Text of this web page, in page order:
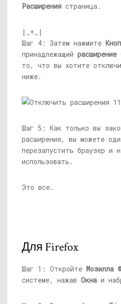
Расширения страница.
|_+_|
Шаг 4: Затем нажмите
принадлежащий расширение
то, что вы хотите
ниже.
Шаг 5: Как только вы
расширения, вы можете
перезапустить браузер и
использовать.
Это все.
Для Firefox
Шаг 1: Откройте Мозилла
системе, нажав Окна и